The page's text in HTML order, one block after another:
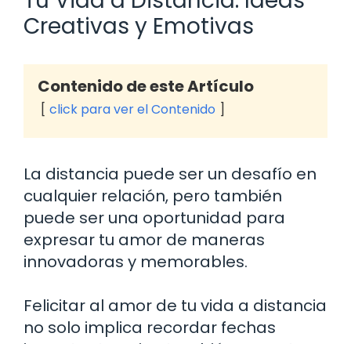
Creativas y Emotivas
Contenido de este Artículo
click para ver el Contenido
La distancia puede ser un desafío en
cualquier relación, pero también
puede ser una oportunidad para
expresar tu amor de maneras
innovadoras y memorables.
Felicitar al amor de tu vida a distancia
no solo implica recordar fechas